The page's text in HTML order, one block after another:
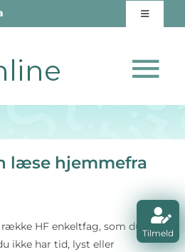
Toggle
læse hjemmefra
HF enkeltfag, som du kan
ikke har tid, lyst eller
Tilmeld